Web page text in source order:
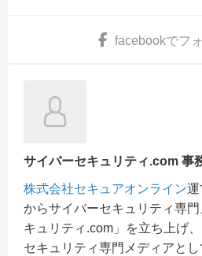
facebookでフ
サイバーセキュリティ.com 事
株式会社セキュアオンライン運
からサイバーセキュリティ専
キュリティ.com」を立ち上げ
セキュリティ専門メディアと